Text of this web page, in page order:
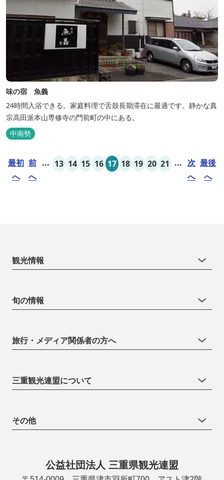
味の宿 魚義
24時間入浴できる。家庭料理で舌鼓長期滞在に最適です。静かな真
宗高田派本山専修寺の門前町の中にある。
中南勢
最初
へ
前
へ
... 13 14 15 16 17 18 19 20 21 ... 次
へ
最後
へ
観光情報
旬の情報
旅行・メディア関係者の方へ
三重観光連盟について
その他
公益社団法人 三重県観光連盟